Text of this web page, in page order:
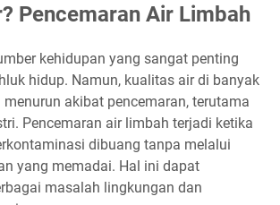
Pencemaran Air Limbah
kehidupan yang sangat penting
hidup. Namun, kualitas air di banyak
akibat pencemaran, terutama
Pencemaran air limbah terjadi ketika
dibuang tanpa melalui
yang memadai. Hal ini dapat
masalah lingkungan dan